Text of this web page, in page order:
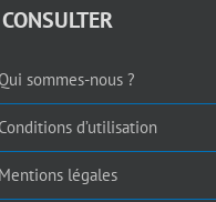
Qui sommes-nous ?
Conditions d’utilisation
Mentions légales